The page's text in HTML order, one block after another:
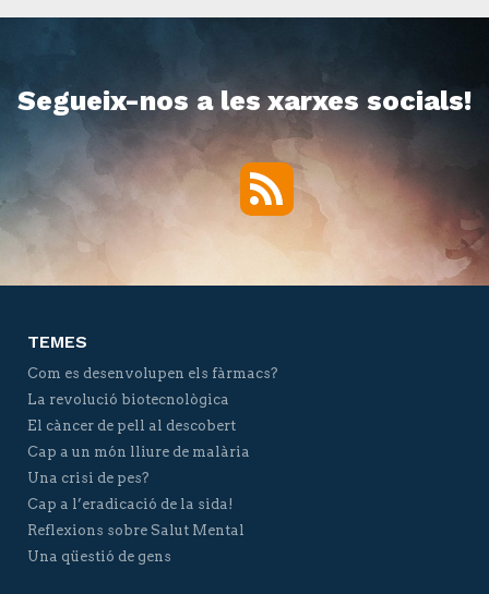
Segueix-nos a les xarxes socials!
RSS
TEMES
Com es desenvolupen els fàrmacs?
La revolució biotecnològica
El càncer de pell al descobert
Cap a un món lliure de malària
Una crisi de pes?
Cap a l’eradicació de la sida!
Reflexions sobre Salut Mental
Una qüestió de gens